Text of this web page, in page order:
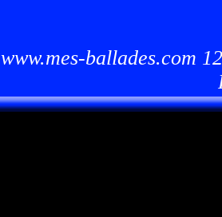
www.mes-ballades.com